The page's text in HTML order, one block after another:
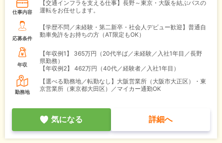
仕事内容
【交通インフラを支える仕事】長野～東京・大阪を結ぶバスの
運転をお任せします。
応募条件
【学歴不問／未経験・第二新卒・社会人デビュー歓迎】普通自
動車免許をお持ちの方（AT限定もOK）
年収
【年収例1】
365万円（20代半ば／未経験／入社1年目／長野
県勤務）
【年収例2】
462万円（40代／経験者／入社1年目）
勤務地
【選べる勤務地／転勤なし】大阪営業所（大阪市大正区）・東
京営業所（東京都大田区）／マイカー通勤OK
気になる 詳細へ